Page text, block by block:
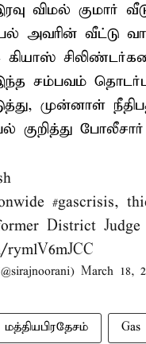
விமல் குமார்
அவரின் வீட்டு
கியாஸ்
சம்பவம்
முன்னாள்
குறித்து
#gascrisis,
District
March 18,
மத்தியபிரதேசம் Gas